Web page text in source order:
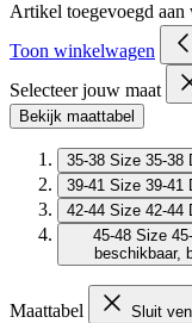
Artikel toegevoegd
Toon winkelwagen
Selecteer jouw maat
Bekijk maattabel
35-38 Size 35-38
39-41 Size 39-41
42-44 Size 42-44
45-48 Size
beschikbaar,
Maattabel Sluit